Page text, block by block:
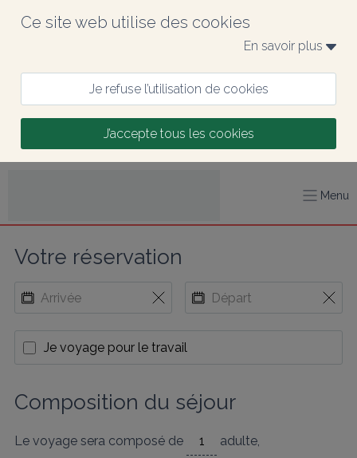
Ce site web utilise des cookies
En savoir plus
Je refuse l’utilisation de cookies
J’accepte tous les cookies
Menu
Votre réservation
Je voyage pour le travail
Composition du séjour
Le voyage sera composé de adulte,